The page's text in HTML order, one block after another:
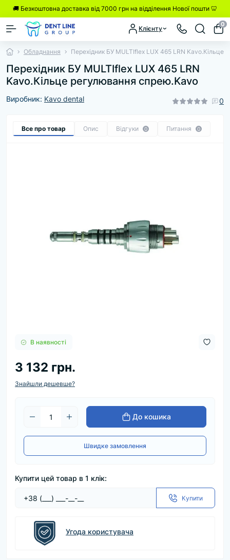
🚚 Безкоштовна доставка від 7000 грн на відділення Нової пошти 🦷
Клієнту
0
Обладнання Перехідник БУ MULTIflex LUX 465 LRN Kavo.Кільце
Перехідник БУ MULTIflex LUX 465 LRN
Kavo.Кільце регулювання спрею.Kavo
Виробник: Kavo dental 0
Все про товар Опис Відгуки 0 Питання 0
В наявності
3 132 грн.
Знайшли дешевше?
До кошика
Швидке замовлення
Купити цей товар в 1 клік:
Купити
Угода користувача